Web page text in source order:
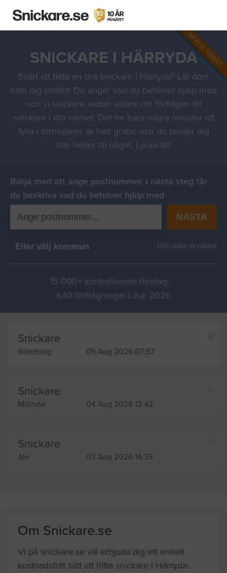
GRATIS TJÄNST
SNICKARE I HÄRRYDA
Svårt att hitta en bra snickare i Härryda? Låt dom
hitta dig istället! Du anger vad du behöver hjälp med
och vi skickare sedan vidare din förfrågan till
snickare i din närhet. Det tar bara några minuter att
fylla i formuläret, är helt gratis, och du binder dig
inte heller till något. Lycka till!
Börja med att ange postnummer. I nästa steg får
du beskriva vad du behover hjälp med
NÄSTA
Eller välj kommun Din data skyddas
15 000+ kontrollerade företag
640 förfrågningar i Juli 2026
Snickare
Göteborg 05 Aug 2026 07:57
Snickare
Mölndal 04 Aug 2026 12:42
Snickare
Ale 03 Aug 2026 14:35
Om Snickare.se
Vi på snickare.se vill erbjuda dig ett enkelt
kostnadsfritt sätt att hitta snickare i Härryda.